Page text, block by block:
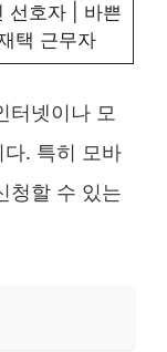
선호자 | 바쁜
택 근무자
터넷이나 모
. 특히 모바
청할 수 있는